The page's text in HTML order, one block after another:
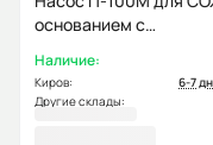
основанием с
0,75/3000
Наличие:
Киров:
6-7
Другие склады: